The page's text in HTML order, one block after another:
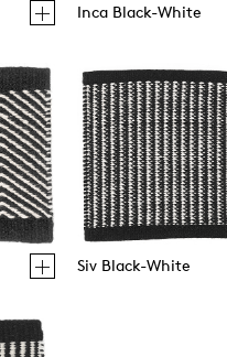
Inca Black-White
Siv Black-White